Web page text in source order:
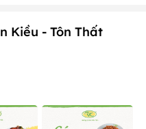
Kiều - Tôn Thất